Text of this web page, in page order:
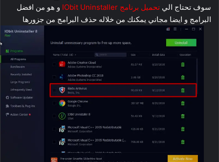
سوف تحتاج الي تحميل برنامج IObit Uninstaller
و هو من افضل
البرامج و ايضا مجاني يمكنك من خلاله حذف البرامج من جزورها